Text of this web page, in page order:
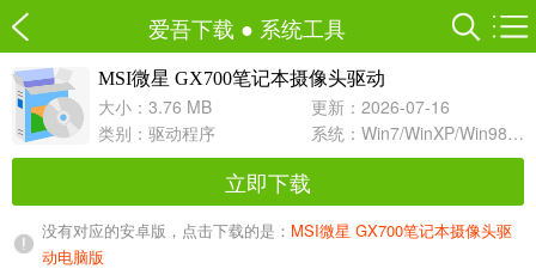
爱吾下载 ● 系统工具
MSI微星 GX700笔记本摄像头驱动
6.32.0.06A For WinXP-32/Vista-32
大小：3.76 MB
更新：2026-07-16
类别： 驱动程序 系统：Win7/WinXP/Win98/Win8/Win10兼容软件
立即下载
没有对应的安卓版，点击下载的是： MSI微星 GX700笔记本摄像头驱
动电脑版